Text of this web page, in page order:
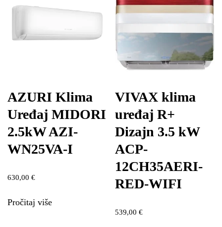
AZURI Klima
Uređaj MIDORI
2.5kW AZI-
WN25VA-I
630,00 €
Pročitaj više
VIVAX klima
uređaj R+
Dizajn 3.5 kW
ACP-
12CH35AERI-
RED-WIFI
539,00€